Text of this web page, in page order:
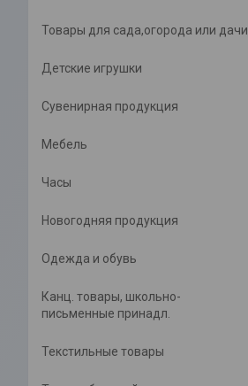
Товары для сада,огорода или дачи
Детские игрушки
Сувенирная продукция
Мебель
Часы
Новогодняя продукция
Одежда и обувь
Канц. товары, школьно-
письменные принадл.
Текстильные товары